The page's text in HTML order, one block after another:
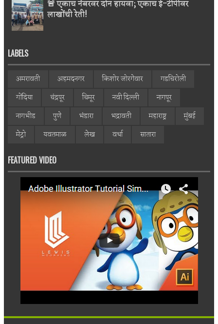
🚨 एकाच नंबरवर दोन हायवा; एकाच ई-टीपीवर
लाखोंची रेती!
LABELS
अमरावती अहमदनगर किशोर जोरगेवार
गडचिरोली
गोंदिया
चंद्रपूर चिमूर नवी दिल्ली
नागपूर
नागभीड
पुणे भंडारा भद्रावती महाराष्ट्र
मुंबई
मेट्रो
यवतमाळ लेख वर्धा सातारा
FEATURED VIDEO